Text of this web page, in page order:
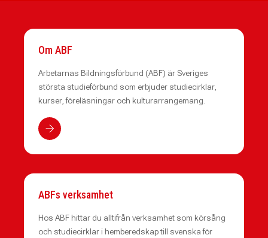
Om ABF
Arbetarnas Bildningsförbund (ABF) är Sveriges
största studieförbund som erbjuder studiecirklar,
kurser, föreläsningar och kulturarrangemang.
ABFs verksamhet
Hos ABF hittar du alltifrån verksamhet som körsång
och studiecirklar i hemberedskap till svenska för